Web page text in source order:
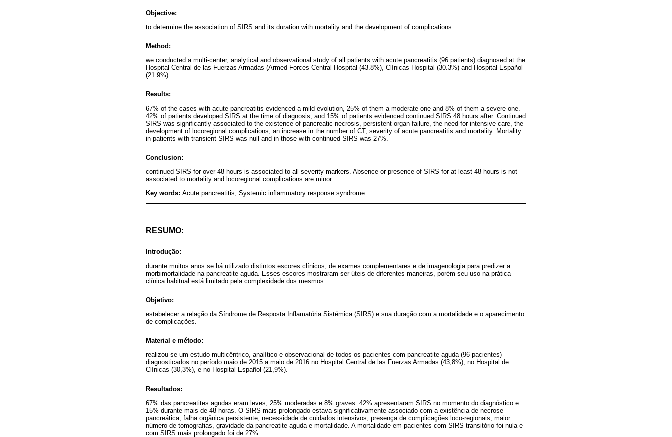
Objective:
to determine the association of SIRS and its duration with mortality and the development of complications
Method:
we conducted a multi-center, analytical and observational study of all patients with acute pancreatitis (96 patients) diagnosed at the
Hospital Central de las Fuerzas Armadas (Armed Forces Central Hospital (43.8%), Clínicas Hospital (30.3%) and Hospital Español
(21.9%).
Results:
67% of the cases with acute pancreatitis evidenced a mild evolution, 25% of them a moderate one and 8% of them a severe one.
42% of patients developed SIRS at the time of diagnosis, and 15% of patients evidenced continued SIRS 48 hours after. Continued
SIRS was significantly associated to the existence of pancreatic necrosis, persistent organ failure, the need for intensive care, the
development of locoregional complications, an increase in the number of CT, severity of acute pancreatitis and mortality. Mortality
in patients with transient SIRS was null and in those with continued SIRS was 27%.
Conclusion:
continued SIRS for over 48 hours is associated to all severity markers. Absence or presence of SIRS for at least 48 hours is not
associated to mortality and locoregional complications are minor.
Key words: Acute pancreatitis; Systemic inflammatory response syndrome
RESUMO:
Introdução:
durante muitos anos se há utilizado distintos escores clínicos, de exames complementares e de imagenologia para predizer a
morbimortalidade na pancreatite aguda. Esses escores mostraram ser úteis de diferentes maneiras, porém seu uso na prática
clínica habitual está limitado pela complexidade dos mesmos.
Objetivo:
estabelecer a relação da Síndrome de Resposta Inflamatória Sistémica (SIRS) e sua duração com a mortalidade e o aparecimento
de complicações.
Material e método:
realizou-se um estudo multicêntrico, analítico e observacional de todos os pacientes com pancreatite aguda (96 pacientes)
diagnosticados no período maio de 2015 a maio de 2016 no Hospital Central de las Fuerzas Armadas (43,8%), no Hospital de
Clínicas (30,3%), e no Hospital Español (21,9%).
Resultados:
67% das pancreatites agudas eram leves, 25% moderadas e 8% graves. 42% apresentaram SIRS no momento do diagnóstico e
15% durante mais de 48 horas. O SIRS mais prolongado estava significativamente associado com a existência de necrose
pancreática, falha orgânica persistente, necessidade de cuidados intensivos, presença de complicações loco-regionais, maior
número de tomografias, gravidade da pancreatite aguda e mortalidade. A mortalidade em pacientes com SIRS transitório foi nula e
com SIRS mais prolongado foi de 27%.